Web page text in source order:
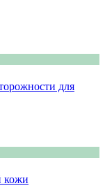
для
кожи